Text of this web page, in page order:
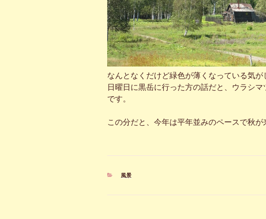
なんとなくだけど緑色が薄くなっている気が
日曜日に黒岳に行った方の話だと、ウラシマ
です。
この分だと、今年は平年並みのペースで秋が
カ
風景